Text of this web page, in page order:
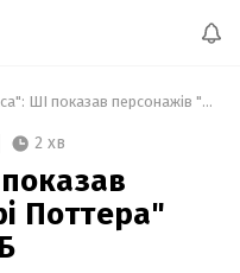
"Вільна каса": ШІ показав персонажів "Гаррі Поттера" працівниками АТБ
2 хв
Поттера"